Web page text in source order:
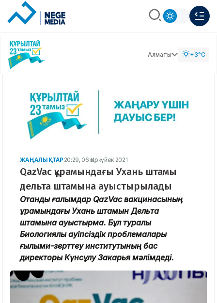
Алматы +3°C
ЖАҢАЛЫҚТАР 20:29, 06 Қыркүйек 2021
QazVac құрамындағы Ухань штамы
дельта штамына ауыстырылады
Отандық ғалымдар QazVac вакцинасының
құрамындағы Ухань штамын Дельта
штамына ауыстырмақ. Бұл туралы
Биологиялық қауіпсіздік проблемалары
ғылыми-зерттеу институтының бас
директоры Күнсұлу Закарья мәлімдеді.